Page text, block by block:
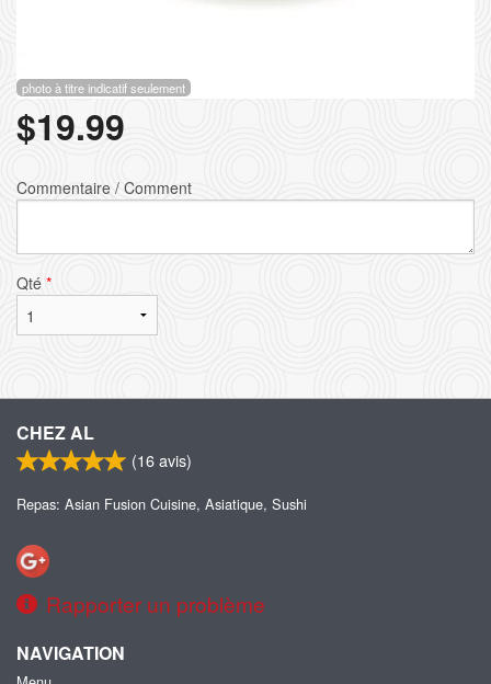
photo à titre indicatif seulement
$19.99
Commentaire / Comment
Qté *
CHEZ AL
(16avis)
Repas: Asian Fusion Cuisine, Asiatique, Sushi
Rapporter un problème
NAVIGATION